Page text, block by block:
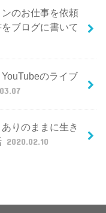
ンのお仕事を依頼
ブログに書いて
のライブ
りのままに生き
2020.02.10